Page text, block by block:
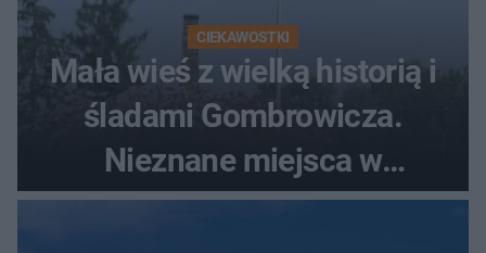
CIEKAWOSTKI
Mała wieś z wielką historią i
śladami Gombrowicza.
Nieznane miejsca w
Świętokrzyskiem